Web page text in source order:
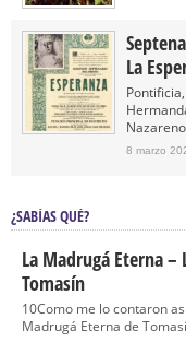
La
8 marzo
¿SABÍAS QUÉ?
La Madrugá Eterna –
Tomasín
10Como me lo contaron
Madrugá Eterna de